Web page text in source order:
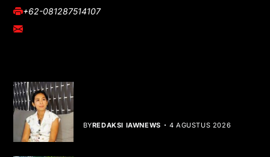
+62-081287514107
adm@iawnews.com
BYREDAKSI IAWNEWS 4 AGUSTUS 2026